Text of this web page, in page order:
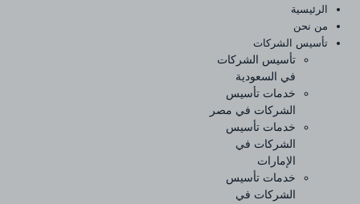
الرئيسية
من نحن
تأسيس الشركات
تأسيس الشركات
في السعودية
خدمات تأسيس
الشركات في مصر
خدمات تأسيس
الشركات في
الإمارات
خدمات تأسيس
الشركات في